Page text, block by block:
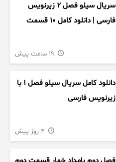
سریال سیلو فصل ۲ زیرنویس
فارسی | دانلود کامل ۱۰ قسمت
دانلود کامل سریال سیلو فصل ۱ با
زیرنویس فارسی